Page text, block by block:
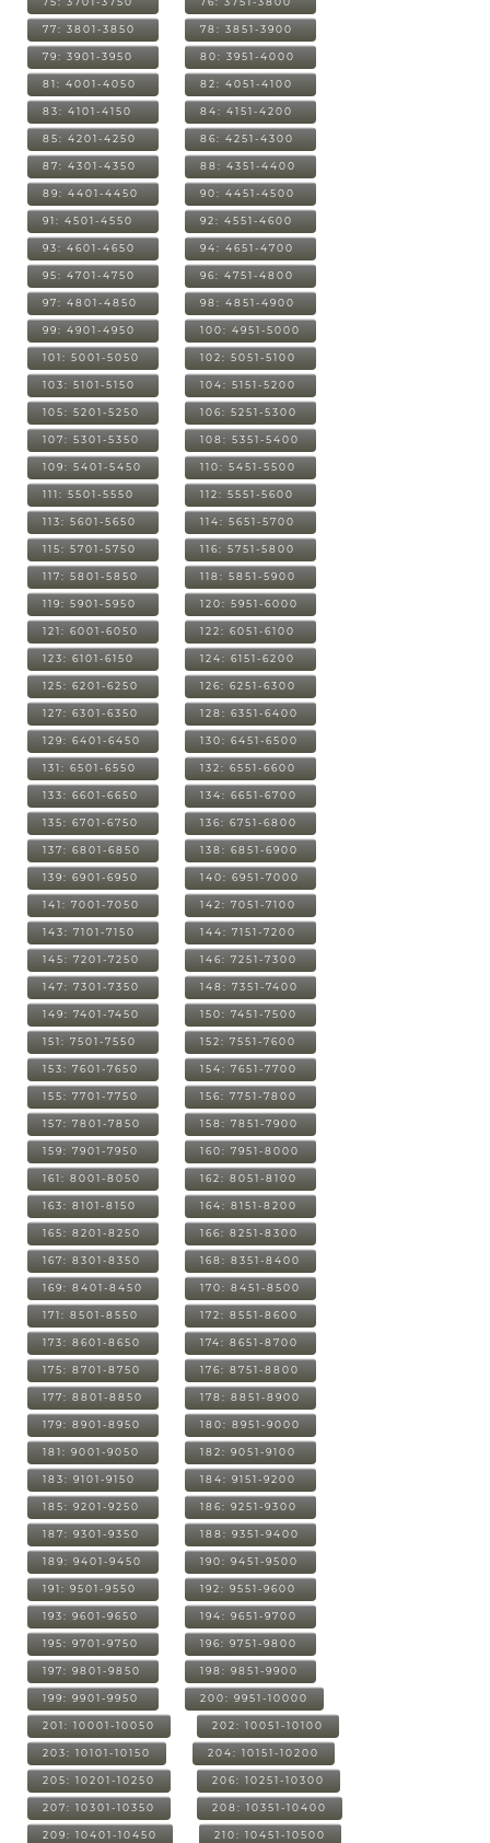
77: 3801-3850 78: 3851-3900
79: 3901-3950 80: 3951-4000
81: 4001-4050 82: 4051-4100
83: 4101-4150 84: 4151-4200
85: 4201-4250 86: 4251-4300
87: 4301-4350 88: 4351-4400
89: 4401-4450 90: 4451-4500
91: 4501-4550 92: 4551-4600
93: 4601-4650 94: 4651-4700
95: 4701-4750 96: 4751-4800
97: 4801-4850 98: 4851-4900
99: 4901-4950 100: 4951-5000
101: 5001-5050 102: 5051-5100
103: 5101-5150 104: 5151-5200
105: 5201-5250 106: 5251-5300
107: 5301-5350 108: 5351-5400
109: 5401-5450 110: 5451-5500
111: 5501-5550 112: 5551-5600
113: 5601-5650 114: 5651-5700
115: 5701-5750 116: 5751-5800
117: 5801-5850 118: 5851-5900
119: 5901-5950 120: 5951-6000
121: 6001-6050 122: 6051-6100
123: 6101-6150 124: 6151-6200
125: 6201-6250 126: 6251-6300
127: 6301-6350 128: 6351-6400
129: 6401-6450 130: 6451-6500
131: 6501-6550 132: 6551-6600
133: 6601-6650 134: 6651-6700
135: 6701-6750 136: 6751-6800
137: 6801-6850 138: 6851-6900
139: 6901-6950 140: 6951-7000
141: 7001-7050 142: 7051-7100
143: 7101-7150 144: 7151-7200
145: 7201-7250 146: 7251-7300
147: 7301-7350 148: 7351-7400
149: 7401-7450 150: 7451-7500
151: 7501-7550 152: 7551-7600
153: 7601-7650 154: 7651-7700
155: 7701-7750 156: 7751-7800
157: 7801-7850 158: 7851-7900
159: 7901-7950 160: 7951-8000
161: 8001-8050 162: 8051-8100
163: 8101-8150 164: 8151-8200
165: 8201-8250 166: 8251-8300
167: 8301-8350 168: 8351-8400
169: 8401-8450 170: 8451-8500
171: 8501-8550 172: 8551-8600
173: 8601-8650 174: 8651-8700
175: 8701-8750 176: 8751-8800
177: 8801-8850 178: 8851-8900
179: 8901-8950 180: 8951-9000
181: 9001-9050 182: 9051-9100
183: 9101-9150 184: 9151-9200
185: 9201-9250 186: 9251-9300
187: 9301-9350 188: 9351-9400
189: 9401-9450 190: 9451-9500
191: 9501-9550 192: 9551-9600
193: 9601-9650 194: 9651-9700
195: 9701-9750 196: 9751-9800
197: 9801-9850 198: 9851-9900
199: 9901-9950 200: 9951-10000
201: 10001-10050 202: 10051-10100
203: 10101-10150 204: 10151-10200
205: 10201-10250 206: 10251-10300
207: 10301-10350 208: 10351-10400
209: 10401-10450 210: 10451-10500